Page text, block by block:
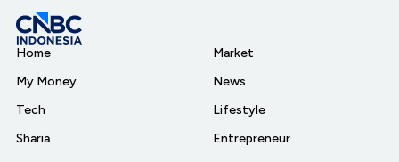
Home
My Money
Tech
Sharia
Market
News
Lifestyle
Entrepreneur